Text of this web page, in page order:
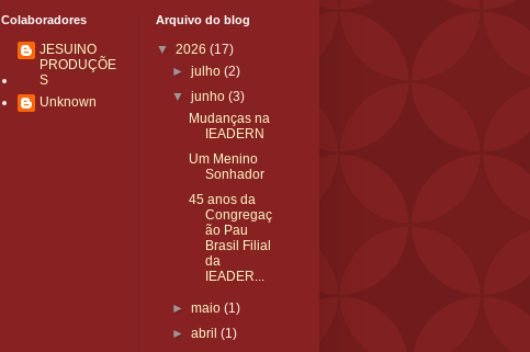
Colaboradores
JESUINO
PRODUÇÕE
S
Unknown
Arquivo do blog
▼ 2026 (17)
►julho(2)
▼junho(3)
Mudanças na
IEADERN
Um Menino
Sonhador
45 anos da
Congregaç
ão Pau
Brasil Filial
da
IEADER...
►maio(1)
►abril(1)